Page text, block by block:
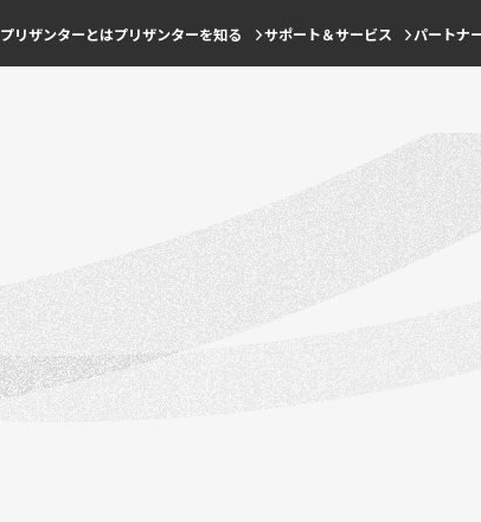
プリザンターとはプリザンターを知る サポート＆サービス パートナ